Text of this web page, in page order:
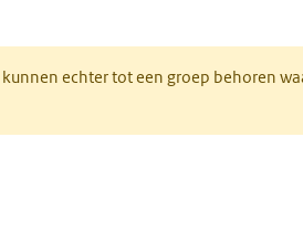
echter tot een groep behoren